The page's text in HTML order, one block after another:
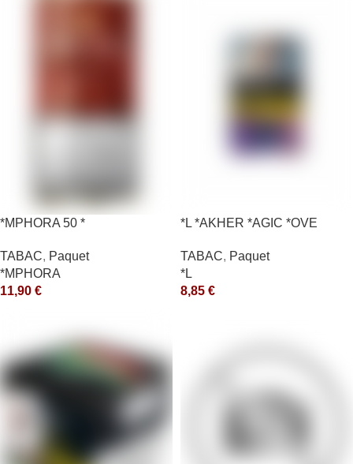
*MPHORA 50 *
TABAC, Paquet
*MPHORA
11,90 €
*L *AKHER *AGIC *OVE
TABAC, Paquet
*L
8,85 €